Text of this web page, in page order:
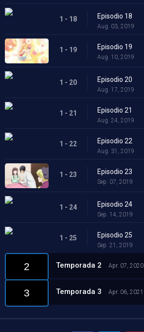
1 - 18 Episodio 18
Aug. 03, 2019
1 - 19 Episodio 19
Aug. 10, 2019
1 - 20 Episodio 20
Aug. 17, 2019
1 - 21 Episodio 21
Aug. 24, 2019
1 - 22 Episodio 22
Aug. 31, 2019
1 - 23 Episodio 23
Sep. 07, 2019
1 - 24 Episodio 24
Sep. 14, 2019
1 - 25 Episodio 25
Sep. 21, 2019
2 Temporada 2 Apr. 07, 2020
3 Temporada 3 Apr. 06, 2021